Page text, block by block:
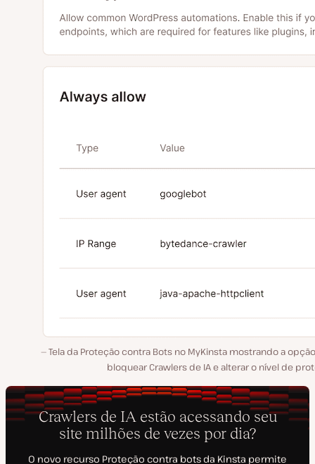
Tela da Proteção contra Bots no MyKinsta mostrando a
bloquear Crawlers de IA e alterar o nível de